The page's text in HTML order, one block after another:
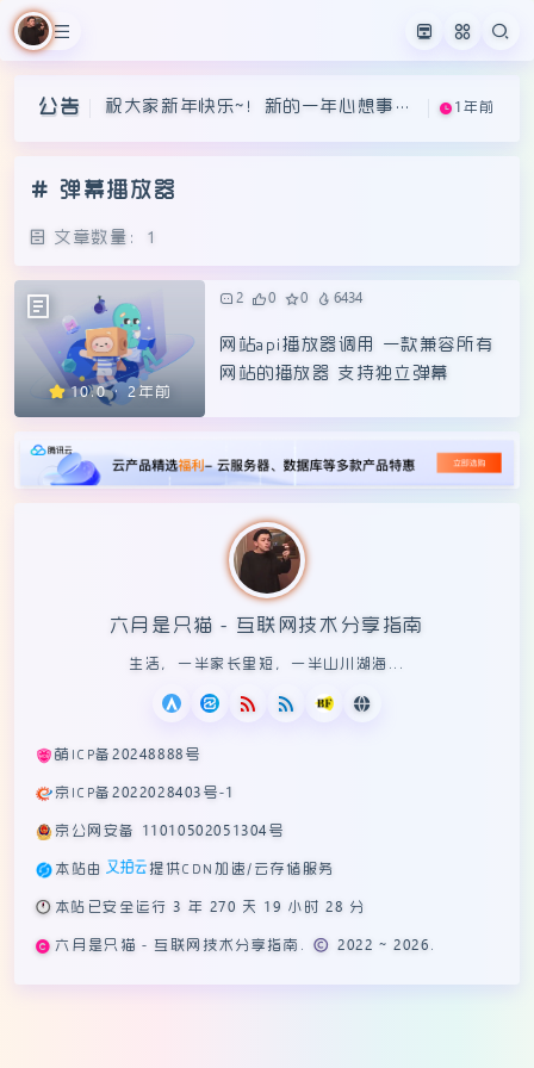
公告
1年前
~
祝大家新年快乐~！新的一年心想事成 1年前
弹幕播放器
文章数量：1
⭐10.0 · 2年前
2 0 0 6434
网站api播放器调用 一款兼容所有
网站的播放器 支持独立弹幕
六月是只猫 - 互联网技术分享指南
生活，一半家长里短，一半山川湖海...
萌ICP备20248888号
京ICP备2022028403号-1
京公网安备 11010502051304号
本站由 提供CDN加速/云存储服务
🕛 本站已安全运行 3 年 270 天 19 小时 28 分
六月是只猫 - 互联网技术分享指南. © 2022 ~ 2026.